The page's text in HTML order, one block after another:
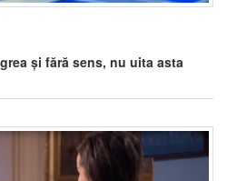
și fără sens, nu uita asta